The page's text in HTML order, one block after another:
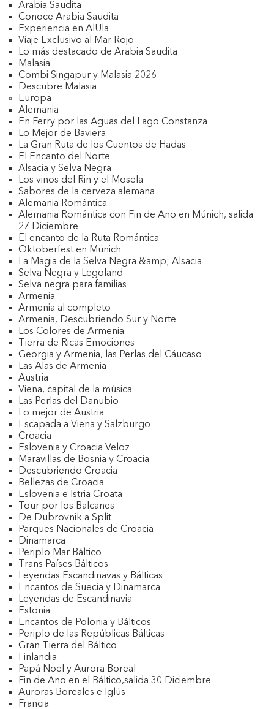
Arabia Saudita
Conoce Arabia Saudita
Experiencia en AlUla
Viaje Exclusivo al Mar Rojo
Lo más destacado de Arabia Saudita
Malasia
Combi Singapur y Malasia 2026
Descubre Malasia
Europa
Alemania
En Ferry por las Aguas del Lago Constanza
Lo Mejor de Baviera
La Gran Ruta de los Cuentos de Hadas
El Encanto del Norte
Alsacia y Selva Negra
Los vinos del Rin y el Mosela
Sabores de la cerveza alemana
Alemania Romántica
Alemania Romántica con Fin de Año en Múnich, salida
27 Diciembre
El encanto de la Ruta Romántica
Oktoberfest en Münich
La Magia de la Selva Negra &amp; Alsacia
Selva Negra y Legoland
Selva negra para familias
Armenia
Armenia al completo
Armenia, Descubriendo Sur y Norte
Los Colores de Armenia
Tierra de Ricas Emociones
Georgia y Armenia, las Perlas del Cáucaso
Las Alas de Armenia
Austria
Viena, capital de la música
Las Perlas del Danubio
Lo mejor de Austria
Escapada a Viena y Salzburgo
Croacia
Eslovenia y Croacia Veloz
Maravillas de Bosnia y Croacia
Descubriendo Croacia
Bellezas de Croacia
Eslovenia e Istria Croata
Tour por los Balcanes
De Dubrovnik a Split
Parques Nacionales de Croacia
Dinamarca
Periplo Mar Báltico
Trans Países Bálticos
Leyendas Escandinavas y Bálticas
Encantos de Suecia y Dinamarca
Leyendas de Escandinavia
Estonia
Encantos de Polonia y Bálticos
Periplo de las Repúblicas Bálticas
Gran Tierra del Báltico
Finlandia
Papá Noel y Aurora Boreal
Fin de Año en el Báltico,salida 30 Diciembre
Auroras Boreales e Iglús
Francia